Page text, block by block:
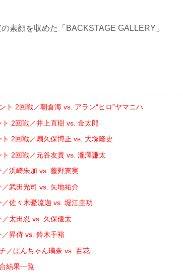
素顔を収めた「BACKSTAGE GALLERY」
ト 2回戦／朝倉海 vs. アラン“ヒロ”ヤマニハ
2回戦／井上直樹 vs. 金太郎
2回戦／扇久保博正 vs. 大塚隆史
2回戦／元谷友貴 vs. 瀧澤謙太
浜崎朱加 vs. 藤野恵実
武田光司 vs. 矢地祐介
佐々木憂流迦 vs. 堀江圭功
太田忍 vs. 久保優太
昇侍 vs. 鈴木千裕
／ぱんちゃん璃奈 vs. 百花
結果一覧